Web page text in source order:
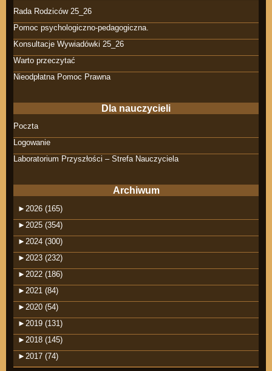
Rada Rodziców 25_26
Pomoc psychologiczno-pedagogiczna.
Konsultacje Wywiadówki 25_26
Warto przeczytać
Nieodpłatna Pomoc Prawna
Dla nauczycieli
Poczta
Logowanie
Laboratorium Przyszłości – Strefa Nauczyciela
Archiwum
► 2026 (165)
► 2025 (354)
► 2024 (300)
► 2023 (232)
► 2022 (186)
► 2021 (84)
► 2020 (54)
► 2019 (131)
► 2018 (145)
► 2017 (74)